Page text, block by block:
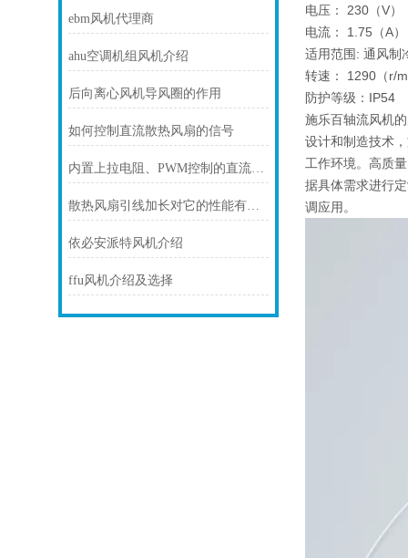
ebm风机代理商
ahu空调机组风机介绍
后向离心风机导风圈的作用
如何控制直流散热风扇的信号
内置上拉电阻、PWM控制的直流风机接线
散热风扇引线加长对它的性能有影响吗
依必安派特风机介绍
ffu风机介绍及选择
电压： 230（V）
电流： 1.75（A）
适用范围: 通风制
转速： 1290（r/
防护等级：IP54
施乐百轴流风机
设计和制造技术
工作环境。高质
据具体需求进行
调应用。